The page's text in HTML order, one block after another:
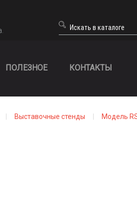
ПОЛЕЗНОЕ КОНТАКТЫ
Выставочные стенды
Модель